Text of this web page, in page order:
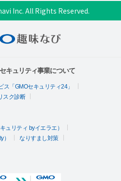
Inc. All Rights Reserved.